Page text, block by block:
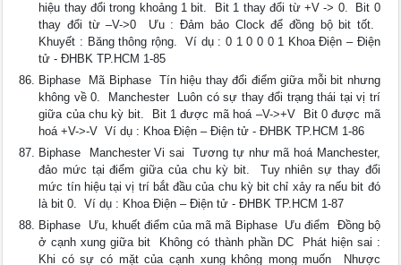
hiệu thay đổi trong khoảng 1 bit.  Bit 1 thay đổi từ +V -> 0.  Bit 0
thay đổi từ –V->0  Ưu : Đảm bảo Clock để đồng bộ bit tốt. 
Khuyết : Băng thông rộng.  Ví dụ : 0 1 0 0 0 1 Khoa Điện – Điện
tử - ĐHBK TP.HCM 1-85
Biphase  Mã Biphase  Tín hiệu thay đổi điểm giữa mỗi bit nhưng
không về 0.  Manchester  Luôn có sự thay đổi trạng thái tại vị trí
giữa của chu kỳ bit.  Bit 1 được mã hoá –V->+V  Bit 0 được mã
hoá +V->-V  Ví dụ : Khoa Điện – Điện tử - ĐHBK TP.HCM 1-86
Biphase  Manchester Vi sai  Tương tự như mã hoá Manchester,
đảo mức tại điểm giữa của chu kỳ bit.  Tuy nhiên sự thay đổi
mức tín hiệu tại vị trí bắt đầu của chu kỳ bit chỉ xảy ra nếu bit đó
là bit 0.  Ví dụ : Khoa Điện – Điện tử - ĐHBK TP.HCM 1-87
Biphase  Ưu, khuết điểm của mã mã Biphase  Ưu điểm  Đồng bộ
ở cạnh xung giữa bit  Không có thành phần DC  Phát hiện sai :
Khi có sự có mặt của cạnh xung không mong muốn  Nhược